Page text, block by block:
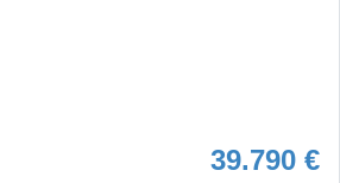
39.790 €